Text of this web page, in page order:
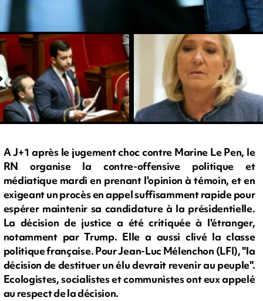
A J+1 après le jugement choc contre Marine Le Pen, le
RN organise la contre-offensive politique et
médiatique mardi en prenant l'opinion à témoin, et en
exigeant un procès en appel suffisamment rapide pour
espérer maintenir sa candidature à la présidentielle.
La décision de justice a été critiquée à l'étranger,
notamment par Trump. Elle a aussi clivé la classe
politique française. Pour Jean-Luc Mélenchon (LFI), "la
décision de destituer un élu devrait revenir au peuple".
Ecologistes, socialistes et communistes ont eux appelé
au respect de la décision.